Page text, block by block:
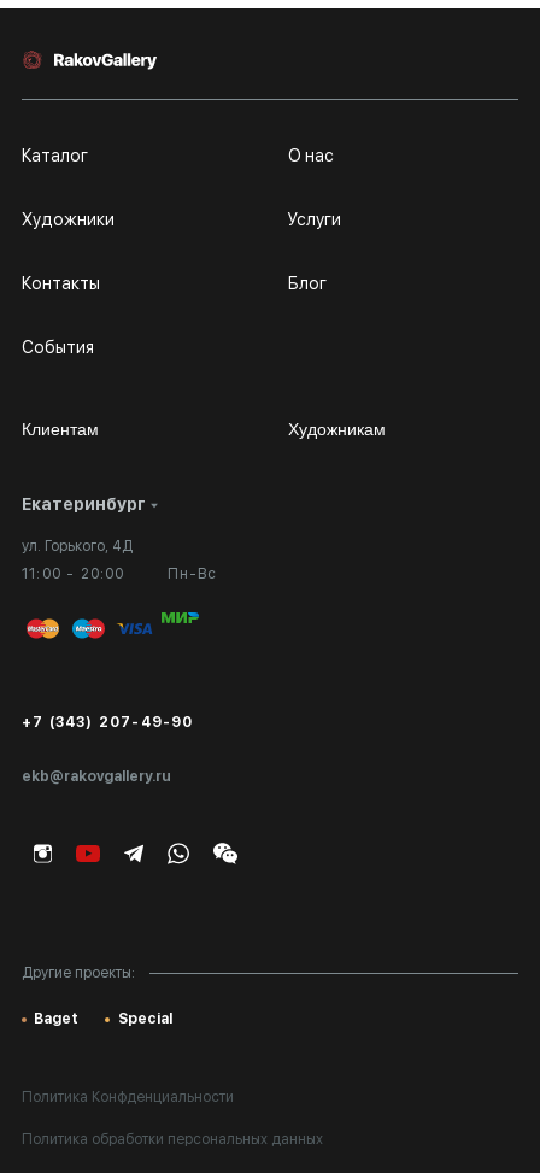
Екатеринбург
ул. Горького, 4Д
11:00 - 20:00
Пн-Вс
ekb@rakovgallery.ru
+7 (343) 207-49-90
Каталог
Художники
Контакты
События
О нас
Услуги
Блог
Другие проекты:
Baget Special
Клиентам
Личный кабинет
Вопросы и ответы
Публичная оферта
Экспертиза/Вывоз за границу
Подарочные сертификаты
Художникам
Сотрудничество
Выставка в галерее
Политика Конфденциальности
Политика обработки персональных данных